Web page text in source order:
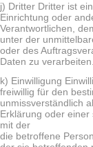
j) Dritter Dritter ist
Einrichtung oder
Verantwortlichen,
unter der
oder des
Daten zu verarbeiten.
k) Einwilligung
freiwillig für den
unmissverständlich
Erklärung oder einer
mit der
die betroffene